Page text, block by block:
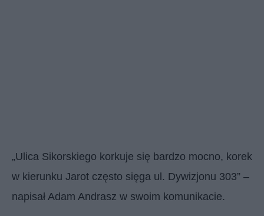
„Ulica Sikorskiego korkuje się bardzo mocno, korek
w kierunku Jarot często sięga ul. Dywizjonu 303” –
napisał Adam Andrasz w swoim komunikacie.